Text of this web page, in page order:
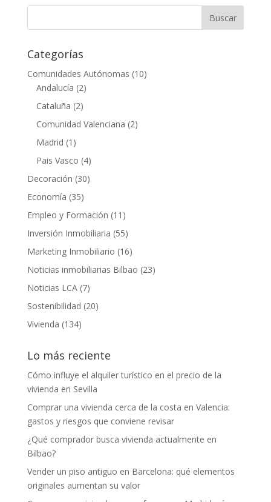
Categorías
Comunidades Autónomas (10)
Andalucía (2)
Cataluña (2)
Comunidad Valenciana (2)
Madrid (1)
Pais Vasco (4)
Decoración (30)
Economía (35)
Empleo y Formación (11)
Inversión Inmobiliaria (55)
Marketing Inmobiliario (16)
Noticias inmobiliarias Bilbao (23)
Noticias LCA(7)
Sostenibilidad (20)
Vivienda (134)
Lo más reciente
Cómo influye el alquiler turístico en el precio de la
vivienda en Sevilla
Comprar una vivienda cerca de la costa en Valencia:
gastos y riesgos que conviene revisar
¿Qué comprador busca vivienda actualmente en
Bilbao?
Vender un piso antiguo en Barcelona: qué elementos
originales aumentan su valor